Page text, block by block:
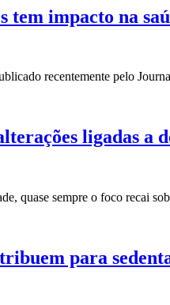
tem impacto na
recentemente pelo
ligadas a
quase sempre o foco recai
para